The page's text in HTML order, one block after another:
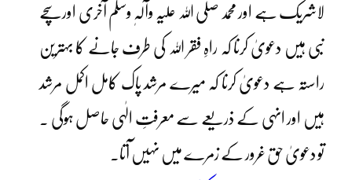
لاشریک ہے اور محمد صلی اللہ علیہ وآلہٖ وسلم آخری اور سچے
نبی ہیں دعویٰ کرنا کہ راہِ فقر اللہ کی طرف جانے کا بہترین
راستہ ہے دعویٰ کرنا کہ میرے مرشد پاک کامل اکمل مرشد
ہیں اور انہی کے ذریعے سے معرفتِ الٰہی حاصل ہوگی ۔
تو دعویٰ حق غرور کے زمرے میں نہیں آتا۔